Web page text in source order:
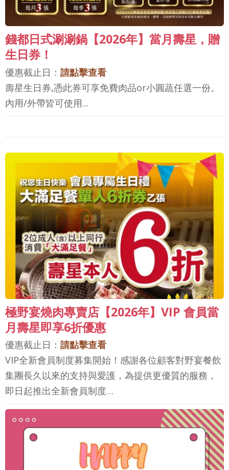
錢都日式涮涮鍋【2026年】當月壽星，贈
生日券！
優惠截止日： 請點擊查看
壽星生日券,憑此券可享免費肉品or小圓蔬任選一份。
內用/外帶皆可使用...
極野宴燒肉專賣店【2026年】VIP 會員當
月壽星即享6折優惠
優惠截止日： 請點擊查看
VIP全新會員制度募集開始！感謝各位顧客對野宴餐飲
集團長久以來的支持與愛護，為提供更優質的服務，
即日起推出全新會員制度…